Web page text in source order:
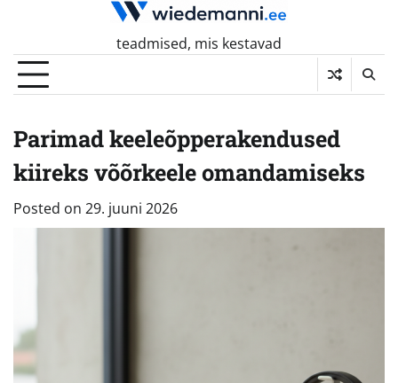
content
teadmised, mis kestavad
Parimad keeleõpperakendused
kiireks võõrkeele omandamiseks
Posted on 29. juuni 2026